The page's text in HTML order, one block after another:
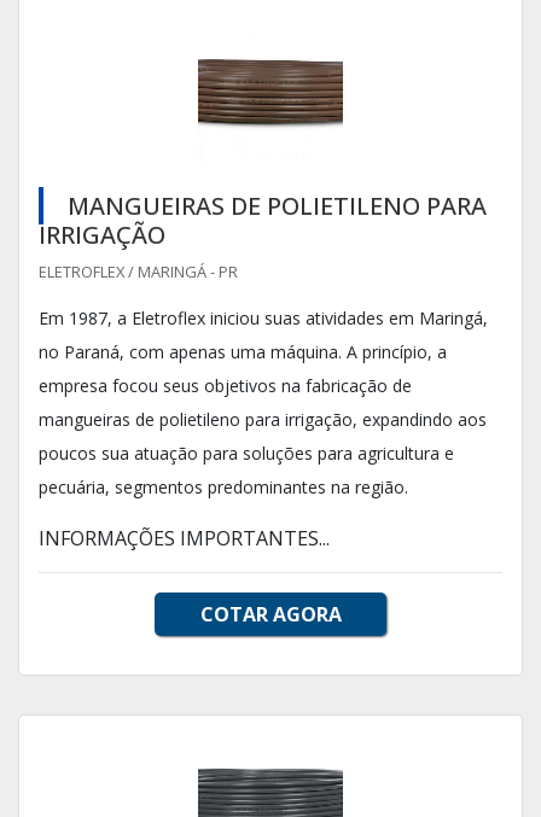
MANGUEIRAS DE POLIETILENO PARA
IRRIGAÇÃO
ELETROFLEX / MARINGÁ - PR
Em 1987, a Eletroflex iniciou suas atividades em Maringá,
no Paraná, com apenas uma máquina. A princípio, a
empresa focou seus objetivos na fabricação de
mangueiras de polietileno para irrigação, expandindo aos
poucos sua atuação para soluções para agricultura e
pecuária, segmentos predominantes na região.
INFORMAÇÕES IMPORTANTES...
COTAR AGORA